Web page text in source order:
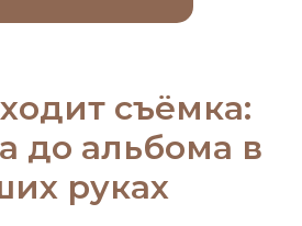
съёмка:
до альбома в
руках